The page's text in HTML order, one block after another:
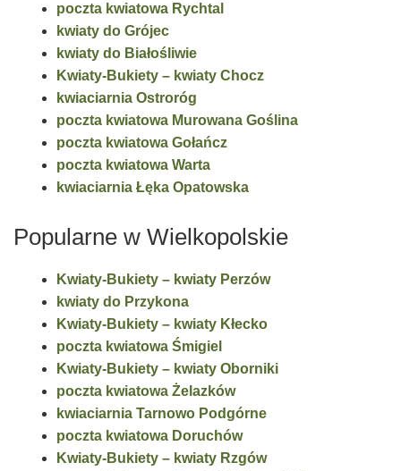
poczta kwiatowa Rychtal
kwiaty do Grójec
kwiaty do Białośliwie
Kwiaty-Bukiety – kwiaty Chocz
kwiaciarnia Ostroróg
poczta kwiatowa Murowana Goślina
poczta kwiatowa Gołańcz
poczta kwiatowa Warta
kwiaciarnia Łęka Opatowska
Popularne w Wielkopolskie
Kwiaty-Bukiety – kwiaty Perzów
kwiaty do Przykona
Kwiaty-Bukiety – kwiaty Kłecko
poczta kwiatowa Śmigiel
Kwiaty-Bukiety – kwiaty Oborniki
poczta kwiatowa Żelazków
kwiaciarnia Tarnowo Podgórne
poczta kwiatowa Doruchów
Kwiaty-Bukiety – kwiaty Rzgów